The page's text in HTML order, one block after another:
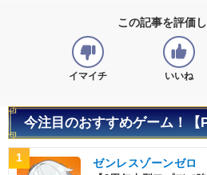
この記事を評価し
イマイチ いいね
今注目のおすすめゲーム！【
1 ゼンレスゾーンゼロ